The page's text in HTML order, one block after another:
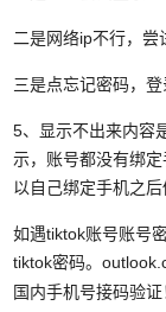
二是网络ip不行，尝
三是点忘记密码，登
5、显示不出来内容
示，账号都没有绑
以自己绑定手机之后
如遇tiktok账号账号
tiktok密码。
国内手机号接码验证